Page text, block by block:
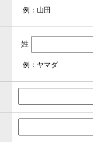
例：山田
姓
例：ヤマダ